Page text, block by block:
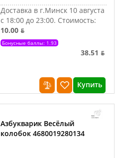
Доставка в г.Минск 10 августа
с 18:00 до 23:00. Стоимость:
10.00 ƃ
Бонусные баллы: 1.93
38.51 ƃ
Купить
Азбукварик Весёлый
колобок 4680019280134